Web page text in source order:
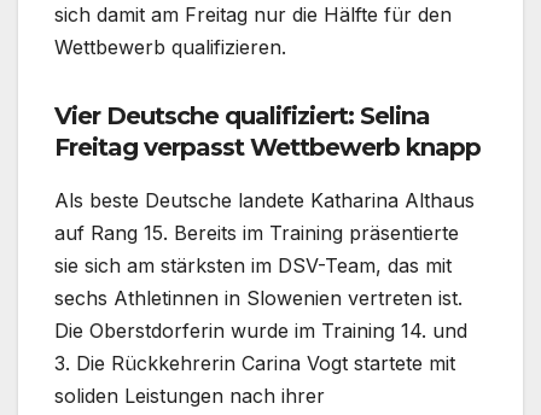
sich damit am Freitag nur die Hälfte für den
Wettbewerb qualifizieren.
Vier Deutsche qualifiziert: Selina
Freitag verpasst Wettbewerb knapp
Als beste Deutsche landete Katharina Althaus
auf Rang 15. Bereits im Training präsentierte
sie sich am stärksten im DSV-Team, das mit
sechs Athletinnen in Slowenien vertreten ist.
Die Oberstdorferin wurde im Training 14. und
3. Die Rückkehrerin Carina Vogt startete mit
soliden Leistungen nach ihrer